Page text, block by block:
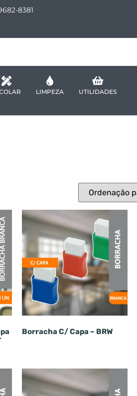
8381
LIMPEZA UTILIDADES
Borracha C/ Capa – BRW